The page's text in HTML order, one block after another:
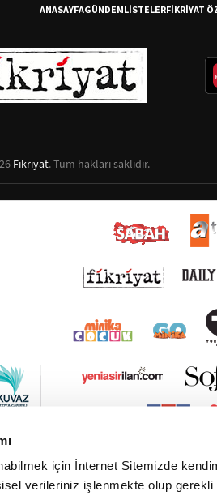
için İnternet Sitemizde
verileriniz işlenmekte olup
ANASAYFAGÜNDEMLİSTELERFİKRİYAT
Fikriyat. Tüm hakları saklıdır.